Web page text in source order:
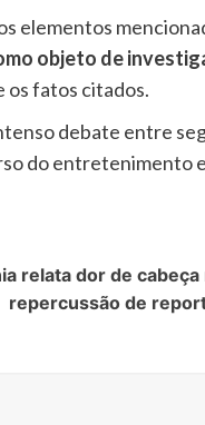
elementos
objeto de
os fatos citados.
debate entre
do entretenimento
relata dor de
repercussão de